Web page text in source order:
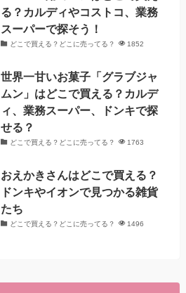
る？カルディやコストコ、業務
スーパーで探そう！
どこで買える？どこに売ってる？ 1852
世界一甘いお菓子「グラブジャ
ムン」はどこで買える？カルデ
ィ、業務スーパー、ドンキで探
せる？
どこで買える？どこに売ってる？ 1763
おえかきさんはどこで買える？
ドンキやイオンで見つかる雑貨
たち
どこで買える？どこに売ってる？ 1496